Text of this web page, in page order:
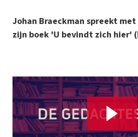
Johan Braeckman spreekt met
zijn boek 'U bevindt zich hier'